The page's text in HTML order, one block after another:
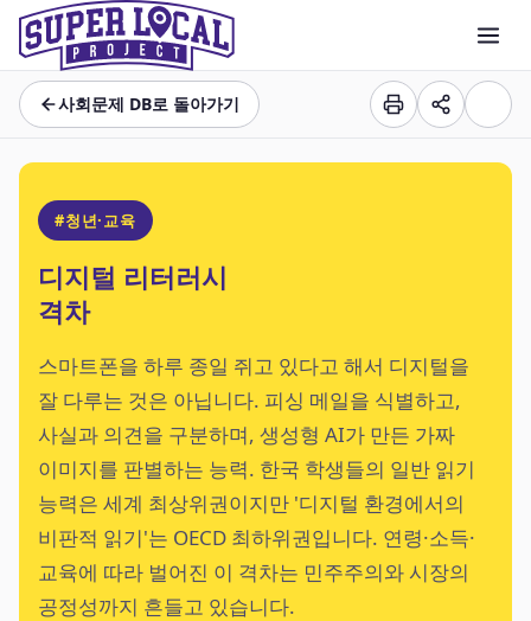
사회문제 DB로 돌아가기
#청년·교육
디지털 리터러시
격차
스마트폰을 하루 종일 쥐고 있다고 해서 디지털을
잘 다루는 것은 아닙니다. 피싱 메일을 식별하고,
사실과 의견을 구분하며, 생성형 AI가 만든 가짜
이미지를 판별하는 능력. 한국 학생들의 일반 읽기
능력은 세계 최상위권이지만 '디지털 환경에서의
비판적 읽기'는 OECD 최하위권입니다. 연령·소득·
교육에 따라 벌어진 이 격차는 민주주의와 시장의
공정성까지 흔들고 있습니다.